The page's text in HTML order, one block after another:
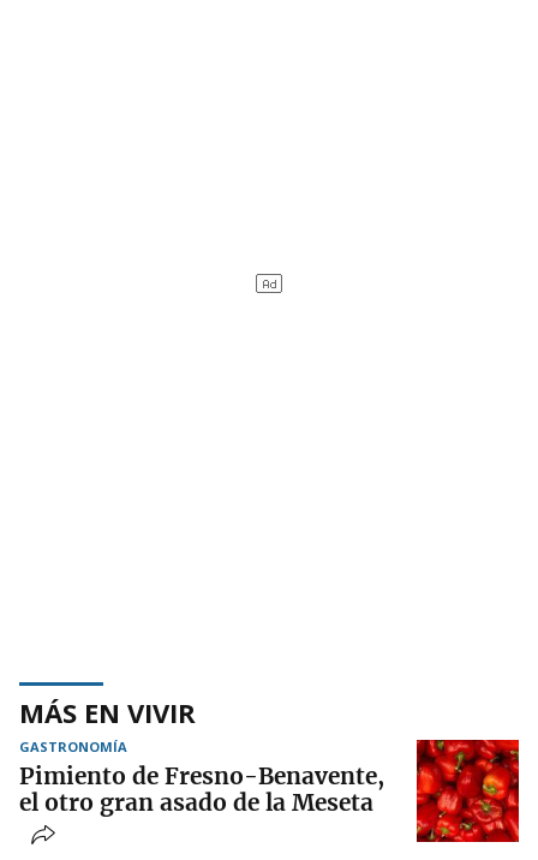
MÁS EN VIVIR
GASTRONOMÍA
Pimiento de Fresno-Benavente,
el otro gran asado de la Meseta